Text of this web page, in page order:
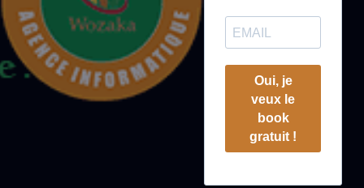
Oui, je
veux le
book
gratuit !